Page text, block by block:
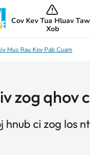
Cov Kev Tua Hluav
Xob
Mus Rau Kev Pab Cuam
zog qhov
hnub ci zog los